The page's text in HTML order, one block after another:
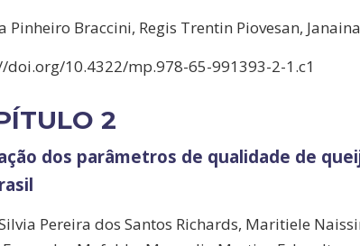
Pinheiro Braccini, Regis Trentin Piovesan,
doi.org/10.4322/mp.978-65-991393-2-1.c1
2
dos parâmetros de qualidade de
Pereira dos Santos Richards, Maritiele